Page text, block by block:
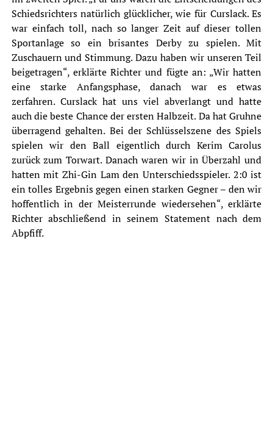
Schiedsrichters natürlich glücklicher, wie für Curslack. Es
war einfach toll, nach so langer Zeit auf dieser tollen
Sportanlage so ein brisantes Derby zu spielen. Mit
Zuschauern und Stimmung. Dazu haben wir unseren Teil
beigetragen“, erklärte Richter und fügte an: „Wir hatten
eine starke Anfangsphase, danach war es etwas
zerfahren. Curslack hat uns viel abverlangt und hatte
auch die beste Chance der ersten Halbzeit. Da hat Gruhne
überragend gehalten. Bei der Schlüsselszene des Spiels
spielen wir den Ball eigentlich durch Kerim Carolus
zurück zum Torwart. Danach waren wir in Überzahl und
hatten mit Zhi-Gin Lam den Unterschiedsspieler. 2:0 ist
ein tolles Ergebnis gegen einen starken Gegner – den wir
hoffentlich in der Meisterrunde wiedersehen“, erklärte
Richter abschließend in seinem Statement nach dem
Abpfiff.